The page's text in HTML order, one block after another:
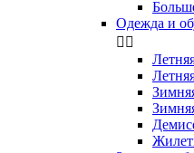
Одежда и
 